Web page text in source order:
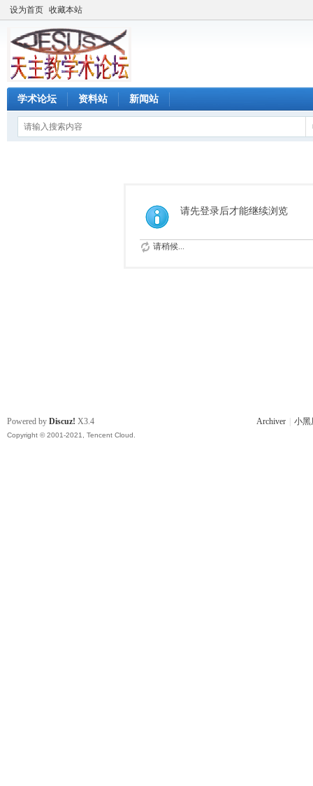
设为首页 收藏本站
学术论坛 资料站 新闻站
请先登录后才能继续浏览
请稍候...
Archiver 小黑
Powered by Discuz! X3.4
Copyright © 2001-2021, Tencent Cloud.